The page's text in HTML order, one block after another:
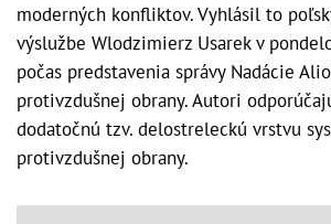
moderných konfliktov. Vyhlásil to
výslužbe Wlodzimierz Usarek v
počas predstavenia správy Nadácie
protivzdušnej obrany. Autori
dodatočnú tzv. delostreleckú vrstvu
protivzdušnej obrany.